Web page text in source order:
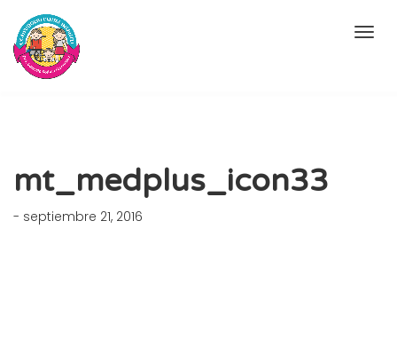
mt_medplus_icon33
- septiembre 21, 2016